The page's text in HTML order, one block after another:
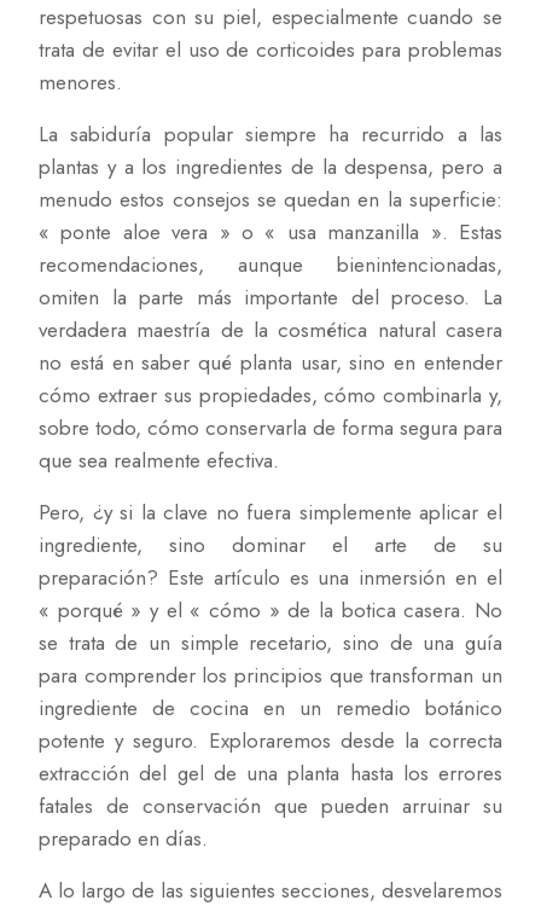
respetuosas con su piel, especialmente cuando se
trata de evitar el uso de corticoides para problemas
menores.
La sabiduría popular siempre ha recurrido a las
plantas y a los ingredientes de la despensa, pero a
menudo estos consejos se quedan en la superficie:
« ponte aloe vera » o « usa manzanilla ». Estas
recomendaciones, aunque bienintencionadas,
omiten la parte más importante del proceso. La
verdadera maestría de la cosmética natural casera
no está en saber qué planta usar, sino en entender
cómo extraer sus propiedades, cómo combinarla y,
sobre todo, cómo conservarla de forma segura para
que sea realmente efectiva.
Pero, ¿y si la clave no fuera simplemente aplicar el
ingrediente, sino dominar el arte de su
preparación? Este artículo es una inmersión en el
« porqué » y el « cómo » de la botica casera. No
se trata de un simple recetario, sino de una guía
para comprender los principios que transforman un
ingrediente de cocina en un remedio botánico
potente y seguro. Exploraremos desde la correcta
extracción del gel de una planta hasta los errores
fatales de conservación que pueden arruinar su
preparado en días.
A lo largo de las siguientes secciones, desvelaremos